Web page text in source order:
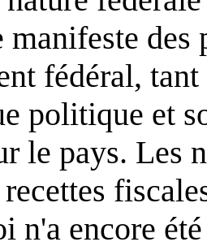
manifeste
fédéral,
politique et
le pays. Les
n'a encore